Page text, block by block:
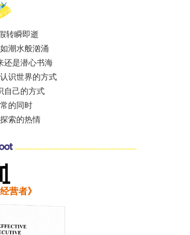
转瞬即逝
潮水般汹涌
还是潜心书海
识世界的方式
自己的方式
的同时
索的热情
------------------------------------------------
营者》